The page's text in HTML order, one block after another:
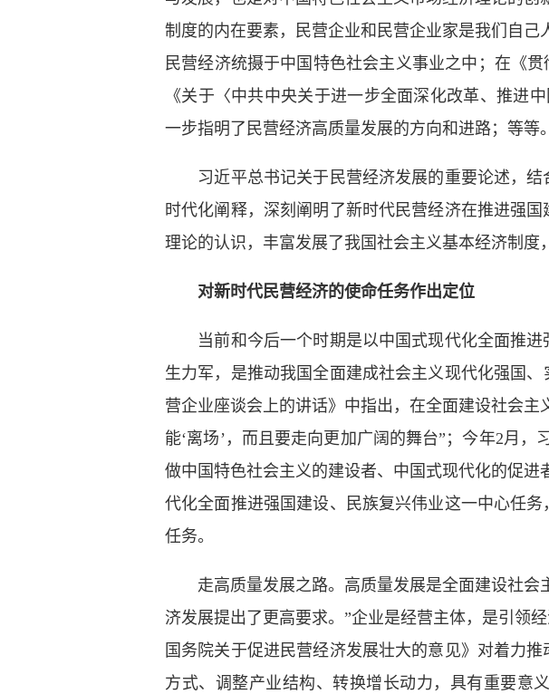
制度的内在要素，民营企业和民营企业家是我们自
民营经济统摄于中国特色社会主义事业之中；在《
《关于〈中共中央关于进一步全面深化改革、推进
一步指明了民营经济高质量发展的方向和进路；等等。
习近平总书记关于民营经济发展的重要论述，
时代化阐释，深刻阐明了新时代民营经济在推进强
理论的认识，丰富发展了我国社会主义基本经济制度
对新时代民营经济的使命任务作出定位
当前和今后一个时期是以中国式现代化全面推
生力军，是推动我国全面建成社会主义现代化强国
营企业座谈会上的讲话》中指出，在全面建设社会
能‘离场’，而且要走向更加广阔的舞台”；今年2月
做中国特色社会主义的建设者、中国式现代化的促
代化全面推进强国建设、民族复兴伟业这一中心任
任务。
走高质量发展之路。高质量发展是全面建设社
济发展提出了更高要求。”企业是经营主体，是引领
国务院关于促进民营经济发展壮大的意见》对着力
方式、调整产业结构、转换增长动力，具有重要意